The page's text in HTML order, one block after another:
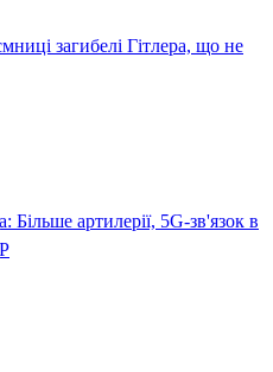
загибелі Гітлера, що не
Більше артилерії, 5G-зв'язок в